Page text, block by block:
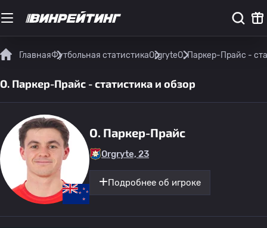
ГлавнаяФутбольная статистикаOrgryteO. Паркер-Прайс -
O. Паркер-Прайс - статистика и обзор
O. Паркер-Прайс
Orgryte, 23
Подробнее об игроке